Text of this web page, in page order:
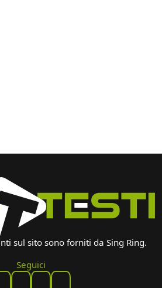
sul sito sono forniti da Sing Ring.
Seguici